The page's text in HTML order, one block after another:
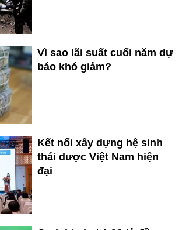
Vì sao lãi suất cuối năm dự
báo khó giảm?
Kết nối xây dựng hệ sinh
thái dược Việt Nam hiện
đại